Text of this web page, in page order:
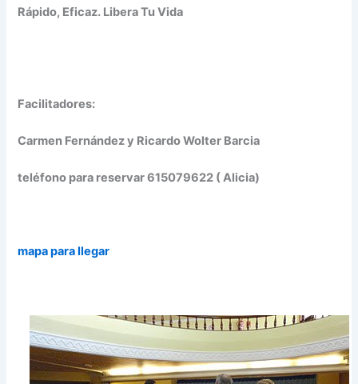
Rápido, Eficaz. Libera Tu Vida
Facilitadores:
Carmen Fernández y Ricardo Wolter Barcia
teléfono para reservar 615079622 ( Alicia)
mapa para llegar